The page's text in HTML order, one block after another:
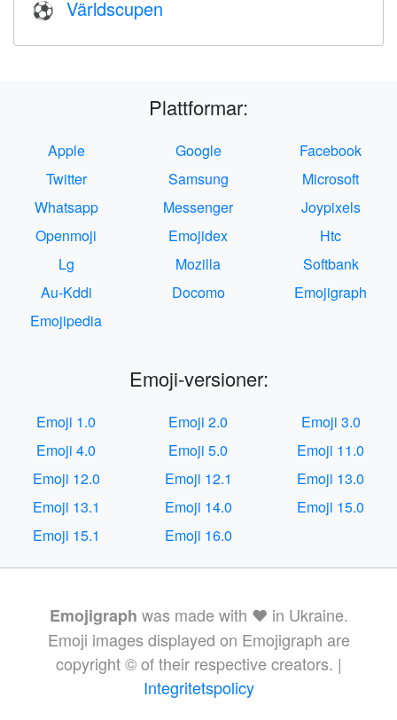
⚽ Världscupen
Plattformar:
Apple Google
Facebook
Twitter
Samsung
Microsoft
Whatsapp
Messenger
Joypixels
Openmoji
Emojidex
Htc
Lg
Mozilla
Softbank
Au-Kddi
Docomo
Emojigraph
Emojipedia
Emoji-versioner:
Emoji 1.0 Emoji 2.0
Emoji 3.0
Emoji 4.0
Emoji 5.0
Emoji 11.0
Emoji 12.0
Emoji 12.1
Emoji 13.0
Emoji 13.1
Emoji 14.0
Emoji 15.0
Emoji 15.1
Emoji 16.0
Emojigraph was made with ❤️ in Ukraine.
Emoji images displayed on Emojigraph are
copyright © of their respective creators. |
Integritetspolicy